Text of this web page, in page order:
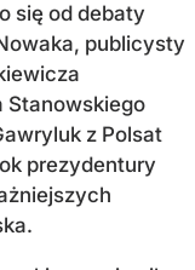
się od debaty
publicysty
Stanowskiego
z Polsat
prezydentury